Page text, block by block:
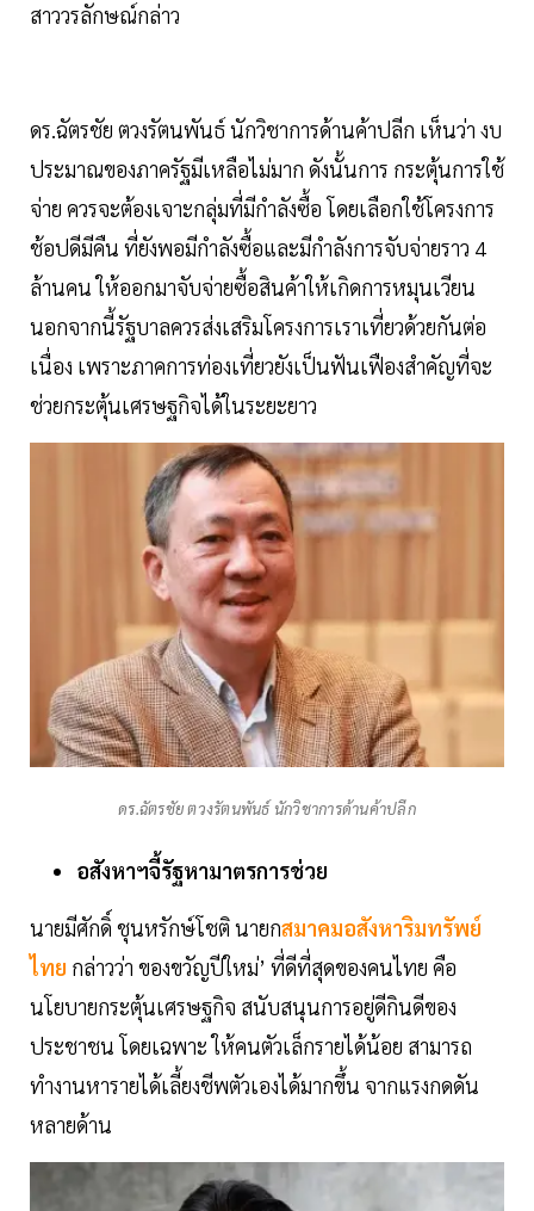
สาววรลักษณ์กล่าว
ดร.ฉัตรชัย ตวงรัตนพันธ์ นักวิชาการด้านค้าปลีก เห็นว่า งบ
ประมาณของภาครัฐมีเหลือไม่มาก ดังนั้นการ กระตุ้นการใช้
จ่าย ควรจะต้องเจาะกลุ่มที่มีกำลังซื้อ โดยเลือกใช้โครงการ
ช้อปดีมีคืน ที่ยังพอมีกำลังซื้อและมีกำลังการจับจ่ายราว 4
ล้านคน ให้ออกมาจับจ่ายซื้อสินค้าให้เกิดการหมุนเวียน
นอกจากนี้รัฐบาลควรส่งเสริมโครงการเราเที่ยวด้วยกันต่อ
เนื่อง เพราะภาคการท่องเที่ยวยังเป็นฟันเฟืองสำคัญที่จะ
ช่วยกระตุ้นเศรษฐกิจได้ในระยะยาว
ดร.ฉัตรชัย ตวงรัตนพันธ์ นักวิชาการด้านค้าปลีก
อสังหาฯจี้รัฐหามาตรการช่วย
นายมีศักดิ์ ชุนหรักษ์โชติ นายกสมาคมอสังหาริมทรัพย์
ไทย กล่าวว่า ของขวัญปีใหม่’ ที่ดีที่สุดของคนไทย คือ
นโยบายกระตุ้นเศรษฐกิจ สนับสนุนการอยู่ดีกินดีของ
ประชาชน โดยเฉพาะ ให้คนตัวเล็กรายได้น้อย สามารถ
ทำงานหารายได้เลี้ยงชีพตัวเองได้มากขึ้น จากแรงกดดัน
หลายด้าน